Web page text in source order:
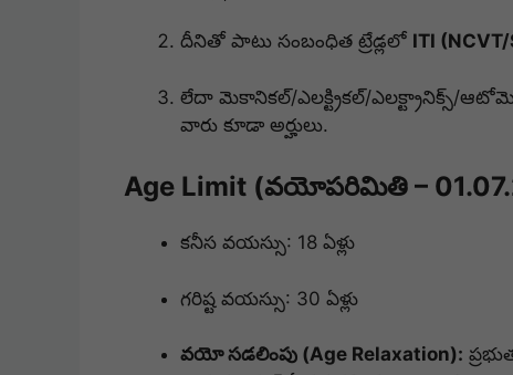
దీనితో పాటు సంబంధిత ట్రేడ్లలో ITI
లేదా మెకానికల్/ఎలక్ట్రికల్/ఎలక్ట్రానిక్స్/
వారు కూడా అర్హులు.
Age Limit (వయోపరిమితి –
కనీస వయస్సు: 18 ఏళ్లు
గరిష్ట వయస్సు: 30 ఏళ్లు
వయో సడలింపు (Age Relaxation):